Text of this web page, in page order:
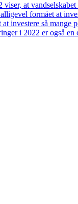
viser, at
formået at
investere så
i 2022 er også